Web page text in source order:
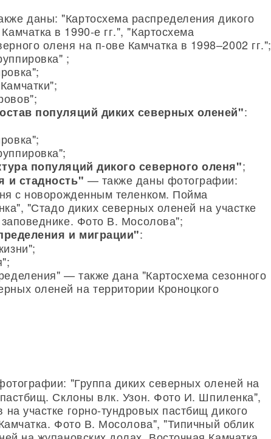
даны: "Картосхема распределения дикого
в 1990-е гг.", "Картосхема
оленя на п-ове Камчатка в 1998–2002 гг.";
;
популяций диких северных оленей":
популяций дикого северного оленя";
и стадность" — также даны фотографии:
с новорожденным теленком. Пойма
"Стадо диких северных оленей на участке
Фото В. Мосолова";
и миграции":
— также дана "Картосхема сезонного
оленей на территории Кроноцкого
"Группа диких северных оленей на
Склоны влк. Узон. Фото И. Шпиленка",
участке горно-тундровых пастбищ дикого
Фото В. Мосолова", "Типичный облик